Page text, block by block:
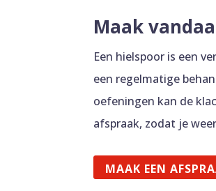
Maak
Een hielspoor is een
een regelmatige
oefeningen kan de
afspraak, zodat je
MAAK EEN